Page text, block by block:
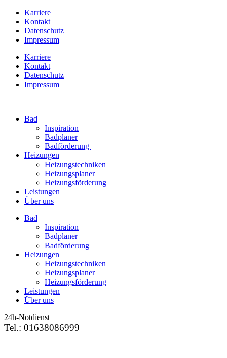
Karriere
Kontakt
Datenschutz
Impressum
Karriere
Kontakt
Datenschutz
Impressum
Bad
Inspiration
Badplaner
Badförderung
Heizungen
Heizungstechniken
Heizungsplaner
Heizungsförderung
Leistungen
Über uns
Bad
Inspiration
Badplaner
Badförderung
Heizungen
Heizungstechniken
Heizungsplaner
Heizungsförderung
Leistungen
Über uns
24h-Notdienst
Tel.: 01638086999